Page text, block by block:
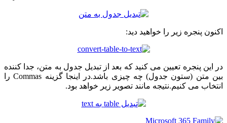
اکنون پنجره زیر را خواهید دید:
در این پنجره تعیین می کنید که بعد از تبدیل جدول به متن، جدا کننده
بین متن (ستون جدول) چه چیزی باشد.در اینجا گزینه Commas را
انتخاب می کنیم.نتیجه مانند تصویر زیر خواهد بود.